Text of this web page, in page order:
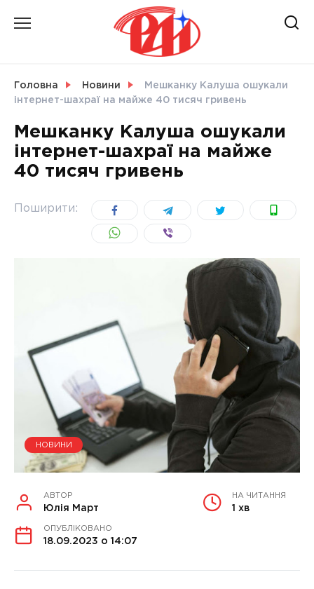
Головна Новини
Мешканку Калуша ошукали
інтернет-шахраї на майже 40 тисяч гривень
Мешканку Калуша ошукали
інтернет-шахраї на майже
40 тисяч гривень
Поширити:
НОВИНИ
АВТОР
Юлія Март
НА ЧИТАННЯ
1 хв
ОПУБЛІКОВАНО
18.09.2023 о 14:07